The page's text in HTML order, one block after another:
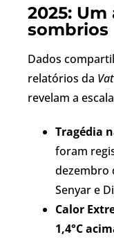
2025:
sombrios
Dados
relatórios da
revelam a
Tragédia
foram
dezembro
Senyar e
Calor
1,4°C